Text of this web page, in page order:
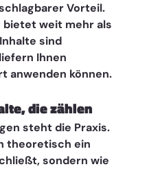
Vorteil.
bietet weit mehr als
sind
Ihnen
anwenden können.
die zählen
steht die Praxis.
theoretisch ein
sondern wie